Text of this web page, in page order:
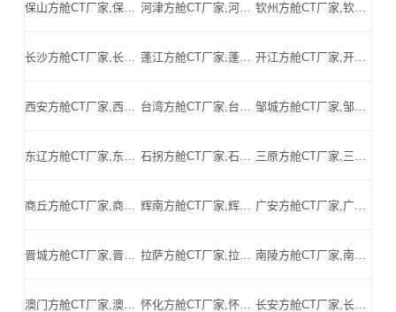
保山方舱CT厂家,保山方舱式CT,保山CT方舱,保山方舱CT,保山医用CT方舱,保山移动方舱CT-保山医用CT方舱公司 河津方舱CT厂家,河津方舱式CT,河津CT方舱,河津方舱CT,河津医用CT方舱,河津移动方舱CT-河津医用CT方舱公司 钦州方舱CT厂家,钦州方舱式CT,钦州CT方舱,钦州方舱CT,钦州医用CT方舱,钦州移动方舱CT-钦州医用CT方舱公司
长沙方舱CT厂家,长沙方舱式CT,长沙CT方舱,长沙方舱CT,长沙医用CT方舱,长沙移动方舱CT-长沙医用CT方舱公司 蓬江方舱CT厂家,蓬江方舱式CT,蓬江CT方舱,蓬江方舱CT,蓬江医用CT方舱,蓬江移动方舱CT-蓬江医用CT方舱公司 开江方舱CT厂家,开江方舱式CT,开江CT方舱,开江方舱CT,开江医用CT方舱,开江移动方舱CT-开江医用CT方舱公司
西安方舱CT厂家,西安方舱式CT,西安CT方舱,西安方舱CT,西安医用CT方舱,西安移动方舱CT-西安医用CT方舱公司 台湾方舱CT厂家,台湾方舱式CT,台湾CT方舱,台湾方舱CT,台湾医用CT方舱,台湾移动方舱CT-台湾医用CT方舱公司 邹城方舱CT厂家,邹城方舱式CT,邹城CT方舱,邹城方舱CT,邹城医用CT方舱,邹城移动方舱CT-邹城医用CT方舱公司
东辽方舱CT厂家,东辽方舱式CT,东辽CT方舱,东辽方舱CT,东辽医用CT方舱,东辽移动方舱CT-东辽医用CT方舱公司 石拐方舱CT厂家,石拐方舱式CT,石拐CT方舱,石拐方舱CT,石拐医用CT方舱,石拐移动方舱CT-石拐医用CT方舱公司 三原方舱CT厂家,三原方舱式CT,三原CT方舱,三原方舱CT,三原医用CT方舱,三原移动方舱CT-三原医用CT方舱公司
商丘方舱CT厂家,商丘方舱式CT,商丘CT方舱,商丘方舱CT,商丘医用CT方舱,商丘移动方舱CT-商丘医用CT方舱公司 辉南方舱CT厂家,辉南方舱式CT,辉南CT方舱,辉南方舱CT,辉南医用CT方舱,辉南移动方舱CT-辉南医用CT方舱公司 广安方舱CT厂家,广安方舱式CT,广安CT方舱,广安方舱CT,广安医用CT方舱,广安移动方舱CT-广安医用CT方舱公司
晋城方舱CT厂家,晋城方舱式CT,晋城CT方舱,晋城方舱CT,晋城医用CT方舱,晋城移动方舱CT-晋城医用CT方舱公司 拉萨方舱CT厂家,拉萨方舱式CT,拉萨CT方舱,拉萨方舱CT,拉萨医用CT方舱,拉萨移动方舱CT-拉萨医用CT方舱公司 南陵方舱CT厂家,南陵方舱式CT,南陵CT方舱,南陵方舱CT,南陵医用CT方舱,南陵移动方舱CT-南陵医用CT方舱公司
澳门方舱CT厂家,澳门方舱式CT,澳门CT方舱,澳门方舱CT,澳门医用CT方舱,澳门移动方舱CT-澳门医用CT方舱公司 怀化方舱CT厂家,怀化方舱式CT,怀化CT方舱,怀化方舱CT,怀化医用CT方舱,怀化移动方舱CT-怀化医用CT方舱公司 长安方舱CT厂家,长安方舱式CT,长安CT方舱,长安方舱CT,长安医用CT方舱,长安移动方舱CT-长安医用CT方舱公司